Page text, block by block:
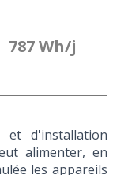
787 Wh/j
et d'installation
alimenter, en
les appareils